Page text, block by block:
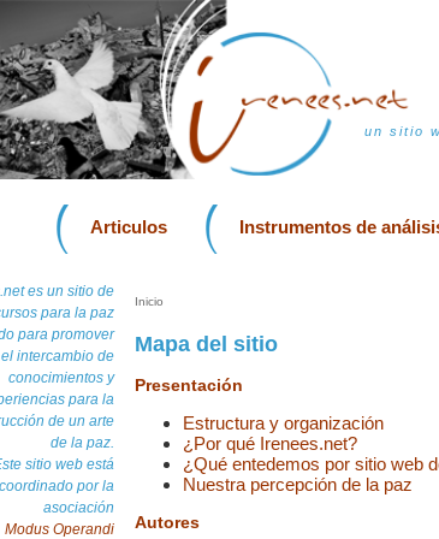
un sitio
Articulos Instrumentos de
es un sitio de
para la paz
para promover
el intercambio de
conocimientos y
para la
de un arte
de la paz.
sitio web está
coordinado por la
asociación
Modus Operandi
Inicio
Mapa del sitio
Presentación
Estructura y organización
¿Por qué Irenees.net?
¿Qué entedemos por sitio web
Nuestra percepción de la paz
Autores